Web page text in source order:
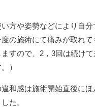
い方や姿勢などにより自分
の施術にて痛みが取れ
すので、2，3回は続け
）
和感は施術開始直後に
た。